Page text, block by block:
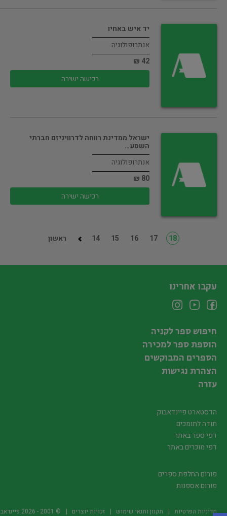
יד איש באחיו
אנתרופולוגיה
42 ₪
רכישה ישירה
ישראל ממדינת רווחה לדרוויניזם חברתי
השסע…
אנתרופולוגיה
80 ₪
רכישה ישירה
ראשון 14 15 16 17 18
עקבו אחרינו
חיפוש ספר לקניה
הוספת ספר למכירה
הספרים המבוקשים
הצהרת נגישות
עזרה
הדסטארט פיינדאבוק
תודה לתומכים
דפי ספר באתר
דפי מוכרים באתר
פורום החלפת ספרים
פורום אספנות
מדיניות הפרטיות תקנון ותנאי שימוש זכויות יוצרים © 2001 -
2026